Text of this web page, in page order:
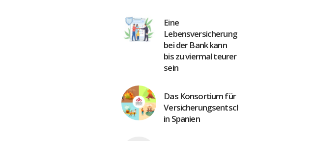
Eine
Lebensversicherung
bei der Bank kann
bis zu viermal teurer
sein
Das Konsortium für
Versicherungsentschädigung
in Spanien